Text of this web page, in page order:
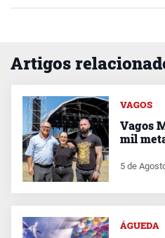
Artigos
VAGOS
Vagos
mil
5 de
ÁGUEDA